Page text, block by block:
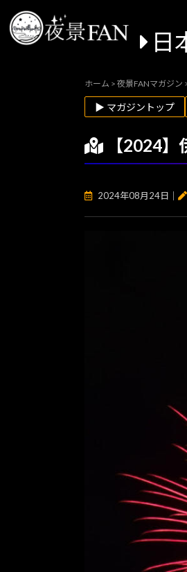
日
ホーム > 夜景FANマガジン
▶ マガジントップ
【2024
2024年08月24日